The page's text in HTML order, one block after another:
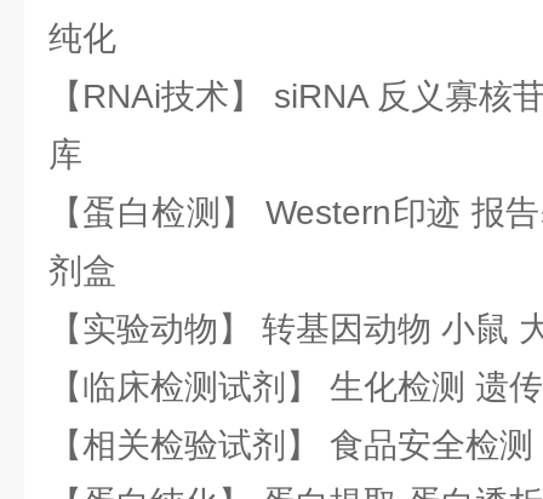
纯化
【RNAi技术】 siRNA 反义寡核
库
【蛋白检测】 Western印迹 报
剂盒
【实验动物】 转基因动物 小鼠
【临床检测试剂】 生化检测 遗
【相关检验试剂】 食品安全检